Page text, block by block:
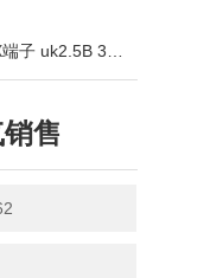
3001035 盼乐电气销售
销售